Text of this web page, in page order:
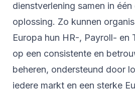
dienstverlening samen in
oplossing. Zo kunnen
Europa hun HR-, Payroll- en
op een consistente en
beheren, ondersteund door
iedere markt en een sterke